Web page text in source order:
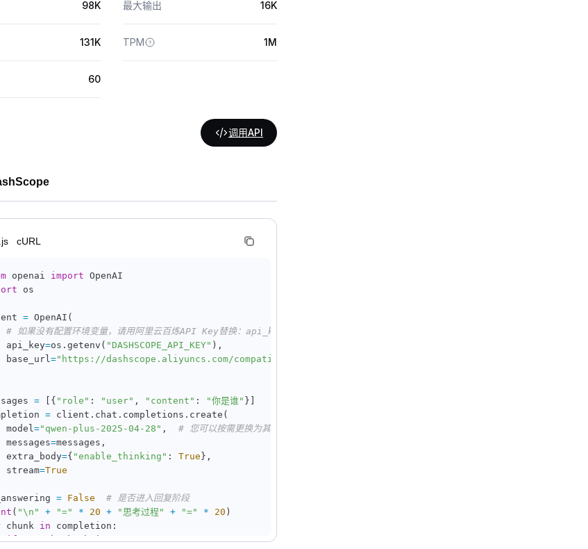
98K 最大输出 16K
131K TPM 1M
60
调用API
cURL
openai import
os
= OpenAI (
# 如果没有配置环境变量，请用阿里云百炼API Key替换：api_key="sk-xxx"
api_key
=os . getenv ( "DASHSCOPE_API_KEY" ) ,
base_url
="https://dashscope.aliyuncs.com/compatible-mode/v1"
= { "role" : "user" , "content" : "你是谁" }
= client . chat . completions . create (
model
="qwen-plus-2025-04-28" ,
# 您可以按需更换为其它深度思考模型
messages
=messages ,
extra_body
={ "enable_thinking" : True } ,
stream
=True
= False
# 是否进入回复阶段
( "\n" + "=" * 20 + "思考过程" + "=" * 20 )
chunk in completion :
if not chunk.choices: